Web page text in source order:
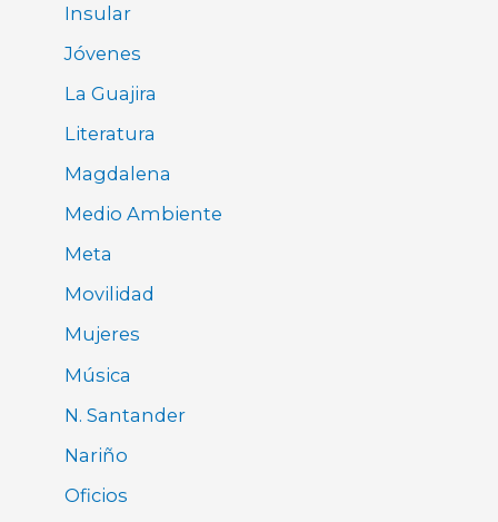
Insular
Jóvenes
La Guajira
Literatura
Magdalena
Medio Ambiente
Meta
Movilidad
Mujeres
Música
N. Santander
Nariño
Oficios